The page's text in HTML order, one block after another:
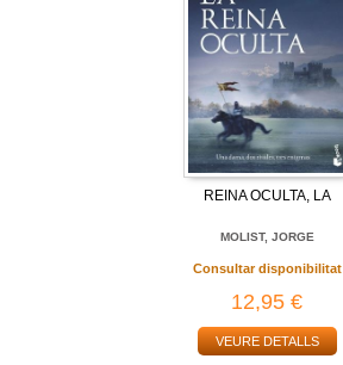
REINA OCULTA, LA
MOLIST, JORGE
Consultar disponibilitat
12,95 €
VEURE DETALLS